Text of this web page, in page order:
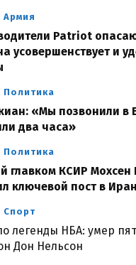
Армия
Patriot
усовершенствует и
Политика
«Мы позвонили в
два часа»
Политика
главком КСИР Мохсен
ключевой пост в
Спорт
легенды НБА: умер
Дон Нельсон